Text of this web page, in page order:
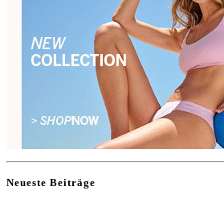
Neueste Beiträge